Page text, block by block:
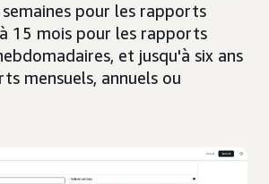
pour les rapports
15 mois pour les rapports
et jusqu'à six ans
mensuels, annuels ou